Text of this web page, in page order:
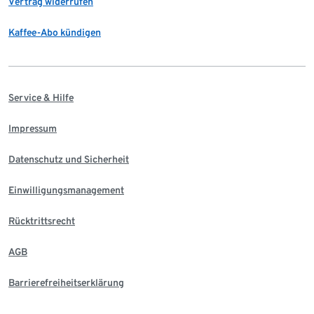
Kaffee-Abo kündigen
Service & Hilfe
Impressum
Datenschutz und Sicherheit
Einwilligungsmanagement
Rücktrittsrecht
AGB
Barrierefreiheitserklärung